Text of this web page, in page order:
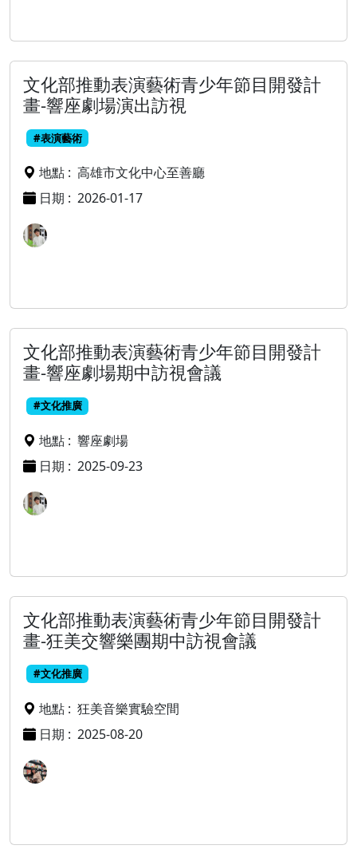
文化部推動表演藝術青少年節目開發計
畫-響座劇場演出訪視
#表演藝術
地點 : 高雄市文化中心至善廳
日期 : 2026-01-17
文化部推動表演藝術青少年節目開發計
畫-響座劇場期中訪視會議
#文化推廣
地點 : 響座劇場
日期 : 2025-09-23
文化部推動表演藝術青少年節目開發計
畫-狂美交響樂團期中訪視會議
#文化推廣
地點 : 狂美音樂實驗空間
日期 : 2025-08-20